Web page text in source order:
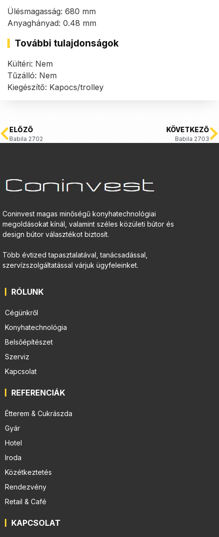
Ülésmagasság: 680 mm
Anyaghányad: 0.48 mm
További tulajdonságok
Kültéri: Nem
Tűzálló: Nem
Kiegészítő: Kapocs/trolley
ELŐZŐ
Babila 2702
KÖVETKEZŐ
Babila 2703
Coninvest magas minőségű konyhatechnológiai
megoldásokat kínál, valamint széles közületi bútor és
design bútor választékot biztosít.
Több évtized tapasztalatával, tanácsadással,
szervízszolgáltatással várjuk ügyfeleinket.
RÓLUNK
Cégünkről
Konyhatechnológia
Belsőépítészet
Szerviz
Kapcsolat
REFERENCIÁK
Étterem & Cukrászda
Gyár
Hotel
Iroda
Közétkeztetés
Rendezvény
Retail & Café
KAPCSOLAT